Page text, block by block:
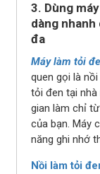
3. Dùng
dàng
đa
Máy làm tỏi
quen gọi là
tỏi đen tại nhà
gian làm chỉ
của bạn. Máy
năng ghi nhớ
Nồi làm tỏi